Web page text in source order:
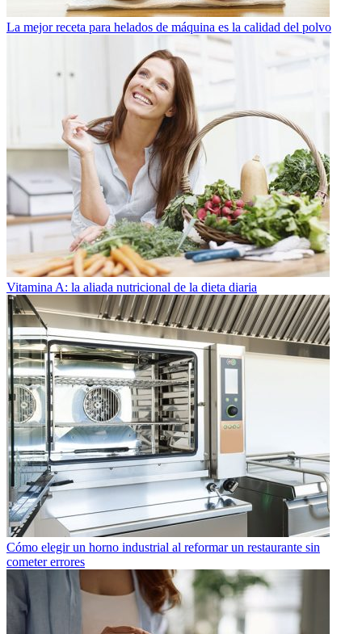
La mejor receta para helados de máquina es la calidad del polvo
Vitamina A: la aliada nutricional de la dieta diaria
Cómo elegir un horno industrial al reformar un restaurante sin
cometer errores